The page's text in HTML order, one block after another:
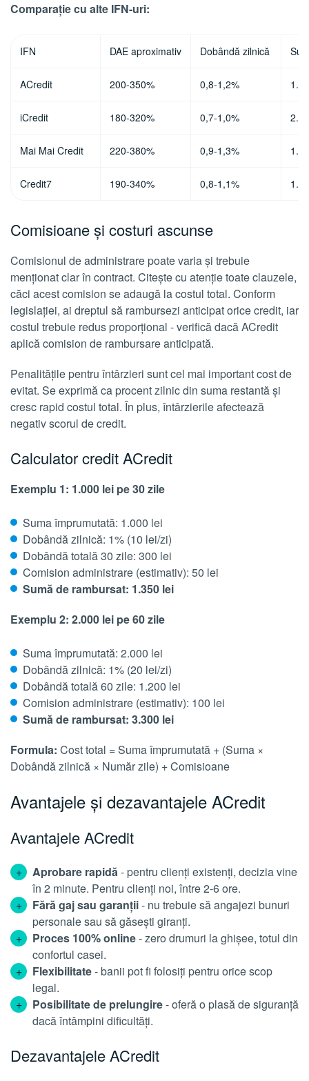
Comparație cu alte IFN-uri:
IFN DAE aproximativ Dobândă zilnică
ACredit 200-350% 0,8-1,2%
iCredit 180-320% 0,7-1,0%
Mai Mai Credit 220-380% 0,9-1,3%
Credit7 190-340% 0,8-1,1%
Comisioane și costuri ascunse
Comisionul de administrare poate varia și trebuie
menționat clar în contract. Citește cu atenție toate clauzele,
căci acest comision se adaugă la costul total. Conform
legislației, ai dreptul să rambursezi anticipat orice credit, iar
costul trebuie redus proporțional - verifică dacă ACredit
aplică comision de rambursare anticipată.
Penalitățile pentru întârzieri sunt cel mai important cost de
evitat. Se exprimă ca procent zilnic din suma restantă și
cresc rapid costul total. În plus, întârzierile afectează
negativ scorul de credit.
Calculator credit ACredit
Exemplu 1: 1.000 lei pe 30 zile
Suma împrumutată: 1.000 lei
Dobândă zilnică: 1% (10 lei/zi)
Dobândă totală 30 zile: 300 lei
Comision administrare (estimativ): 50 lei
Sumă de rambursat: 1.350 lei
Exemplu 2: 2.000 lei pe 60 zile
Suma împrumutată: 2.000 lei
Dobândă zilnică: 1% (20 lei/zi)
Dobândă totală 60 zile: 1.200 lei
Comision administrare (estimativ): 100 lei
Sumă de rambursat: 3.300 lei
Formula: Cost total = Suma împrumutată + (Suma ×
Dobândă zilnică × Număr zile) + Comisioane
Avantajele și dezavantajele ACredit
Avantajele ACredit
Aprobare rapidă- pentru clienți existenți, decizia vine
în 2 minute. Pentru clienți noi, între 2-6 ore.
Fără gaj sau garanții- nu trebuie să angajezi bunuri
personale sau să găsești giranți.
Proces 100% online- zero drumuri la ghișee, totul din
confortul casei.
Flexibilitate- banii pot fi folosiți pentru orice scop
legal.
Posibilitate de prelungire- oferă o plasă de siguranță
dacă întâmpini dificultăți.
Dezavantajele ACredit